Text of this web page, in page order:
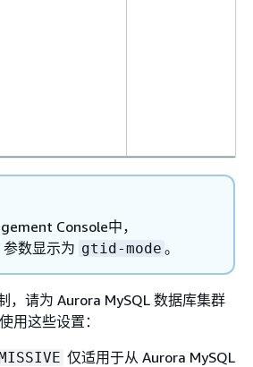
Console中，
参数显示为 gtid-mode 。
，请为 Aurora MySQL 数据库集群
用这些设置：
仅适用于从 Aurora MySQL